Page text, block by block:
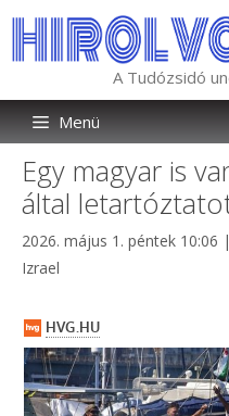
tartalomba
A Tudózsidó
Menü
Egy magyar is
által
2026. május 1. péntek 10:06 |
Izrael